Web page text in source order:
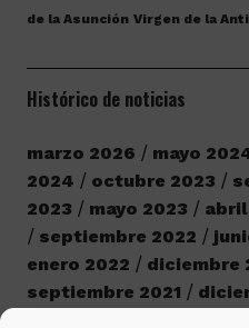
de la Asunción Virgen de la
Histórico de noticias
marzo 2026 mayo
2024
octubre 2023
2023
mayo 2023 abril
septiembre 2022
enero 2022
diciembre
septiembre 2021